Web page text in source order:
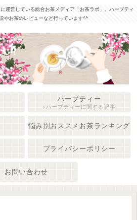
運営している総合お茶メディア「お茶ラボ」。ハーブティ
やお茶のレビューなど行っています^^
ハーブティー
ハーブティーに関する記事
悩み別おススメお茶ランキング
プライバシーポリシー
お問い合わせ